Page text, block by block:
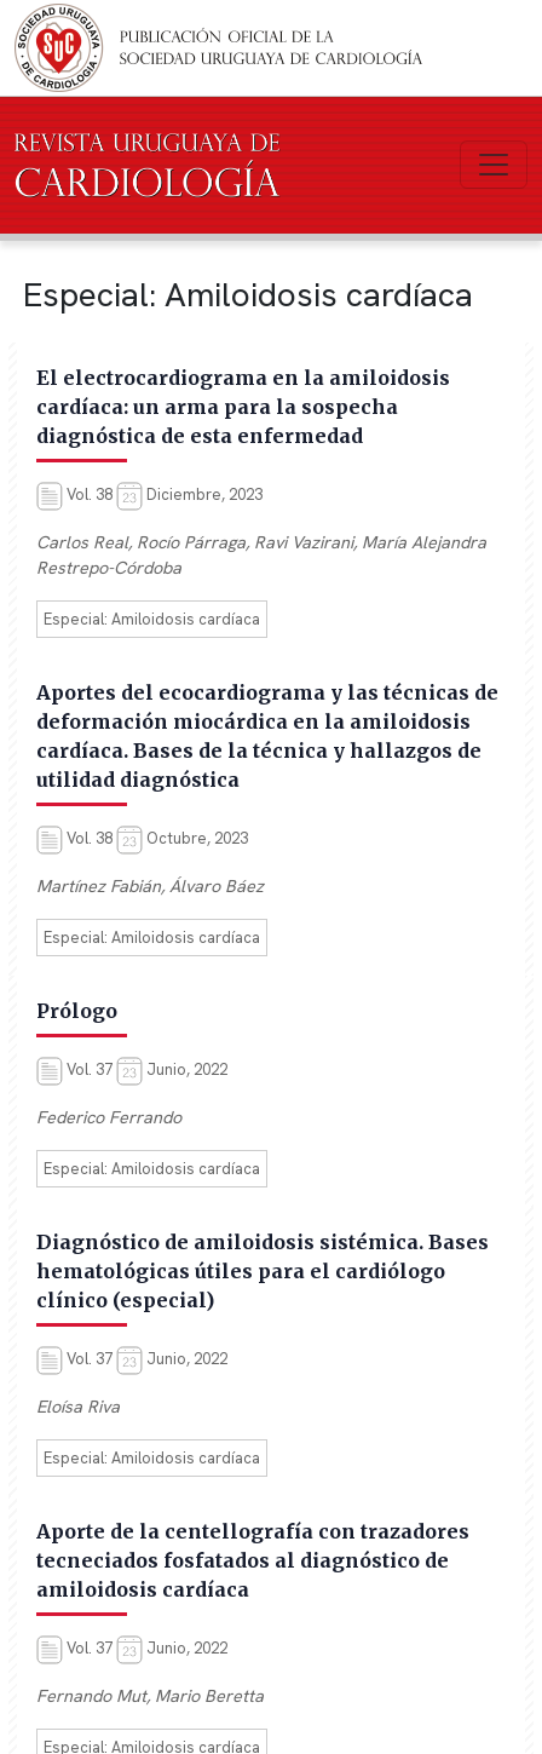
Pasar al contenido principal
Especial: Amiloidosis cardíaca
El electrocardiograma en la amiloidosis
cardíaca: un arma para la sospecha
diagnóstica de esta enfermedad
Vol. 38 Diciembre, 2023
Carlos Real, Rocío Párraga, Ravi Vazirani, María Alejandra
Restrepo-Córdoba
Especial: Amiloidosis cardíaca
Aportes del ecocardiograma y las técnicas de
deformación miocárdica en la amiloidosis
cardíaca. Bases de la técnica y hallazgos de
utilidad diagnóstica
Vol. 38 Octubre, 2023
Martínez Fabián, Álvaro Báez
Especial: Amiloidosis cardíaca
Prólogo
Vol. 37 Junio, 2022
Federico Ferrando
Especial: Amiloidosis cardíaca
Diagnóstico de amiloidosis sistémica. Bases
hematológicas útiles para el cardiólogo
clínico (especial)
Vol. 37 Junio, 2022
Eloísa Riva
Especial: Amiloidosis cardíaca
Aporte de la centellografía con trazadores
tecneciados fosfatados al diagnóstico de
amiloidosis cardíaca
Vol. 37 Junio, 2022
Fernando Mut, Mario Beretta
Especial: Amiloidosis cardíaca